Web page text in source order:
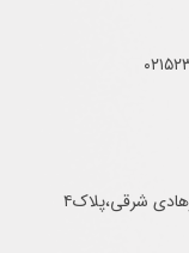
شرقی،پلاک۴